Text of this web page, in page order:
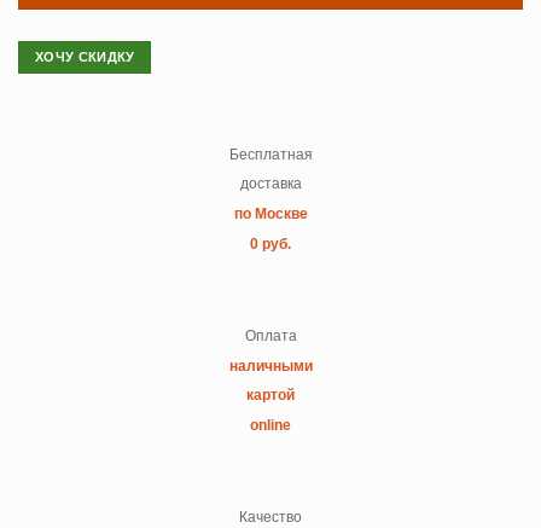
ХОЧУ СКИДКУ
Бесплатная
доставка
по Москве
0 руб.
Оплата
наличными
картой
online
Качество